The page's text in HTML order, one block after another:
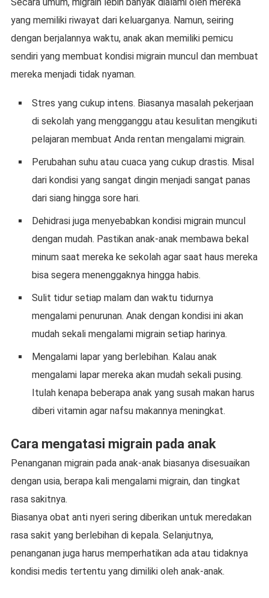
yang memiliki riwayat dari keluarganya. Namun, seiring
dengan berjalannya waktu, anak akan memiliki pemicu
sendiri yang membuat kondisi migrain muncul dan membuat
mereka menjadi tidak nyaman.
Stres yang cukup intens. Biasanya masalah pekerjaan
di sekolah yang mengganggu atau kesulitan mengikuti
pelajaran membuat Anda rentan mengalami migrain.
Perubahan suhu atau cuaca yang cukup drastis. Misal
dari kondisi yang sangat dingin menjadi sangat panas
dari siang hingga sore hari.
Dehidrasi juga menyebabkan kondisi migrain muncul
dengan mudah. Pastikan anak-anak membawa bekal
minum saat mereka ke sekolah agar saat haus mereka
bisa segera menenggaknya hingga habis.
Sulit tidur setiap malam dan waktu tidurnya
mengalami penurunan. Anak dengan kondisi ini akan
mudah sekali mengalami migrain setiap harinya.
Mengalami lapar yang berlebihan. Kalau anak
mengalami lapar mereka akan mudah sekali pusing.
Itulah kenapa beberapa anak yang susah makan harus
diberi vitamin agar nafsu makannya meningkat.
Cara mengatasi migrain pada anak
Penanganan migrain pada anak-anak biasanya disesuaikan
dengan usia, berapa kali mengalami migrain, dan tingkat
rasa sakitnya.
Biasanya obat anti nyeri sering diberikan untuk meredakan
rasa sakit yang berlebihan di kepala. Selanjutnya,
penanganan juga harus memperhatikan ada atau tidaknya
kondisi medis tertentu yang dimiliki oleh anak-anak.